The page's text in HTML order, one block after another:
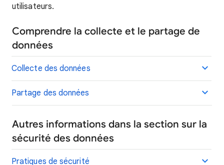
utilisateurs.
Comprendre la collecte et le partage de
données
Collecte des données
Partage des données
Autres informations dans la section sur la
sécurité des données
Pratiques de sécurité